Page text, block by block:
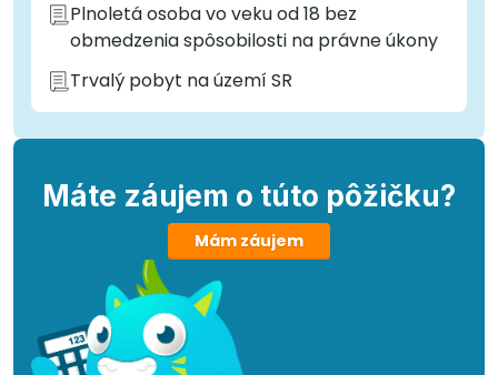
Plnoletá osoba vo veku od 18 bez
obmedzenia spôsobilosti na právne úkony
Trvalý pobyt na území SR
Máte záujem o túto pôžičku?
Mám záujem